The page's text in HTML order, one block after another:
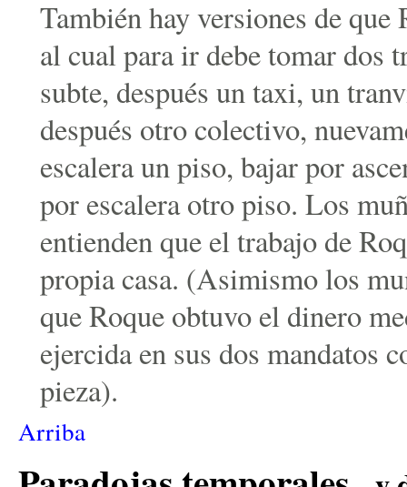
También hay versiones de que
al cual para ir debe tomar dos
subte, después un taxi, un
después otro colectivo,
escalera un piso, bajar por
por escalera otro piso. Los
entienden que el trabajo de
propia casa. (Asimismo los
que Roque obtuvo el dinero
ejercida en sus dos mandatos
pieza).
Arriba